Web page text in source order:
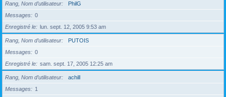
Rang, Nom d’utilisateur
PhilG
Messages
0
Enregistré le
lun. sept. 12, 2005 9:53 am
Rang, Nom d’utilisateur
PUTOIS
Messages
0
Enregistré le
sam. sept. 17, 2005 12:25 am
Rang, Nom d’utilisateur
achill
Messages
1